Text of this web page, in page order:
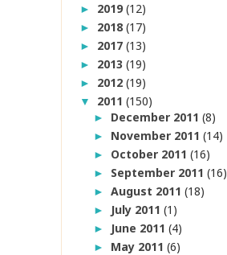
► 2019(12)
► 2018(17)
► 2017(13)
► 2013(19)
► 2012(19)
▼ 2011(150)
► December 2011(8)
► November 2011(14)
► October 2011(16)
► September 2011(16)
►August 2011(18)
► July 2011(1)
► June 2011(4)
► May 2011(6)